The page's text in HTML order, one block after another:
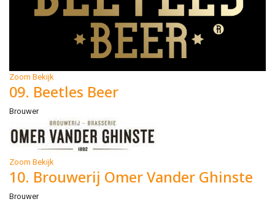
Zoom Bekijk
09. Beetles Beer
Brouwer
Zoom Bekijk
10. Brouwerij Omer Vander Ghinste
Brouwer